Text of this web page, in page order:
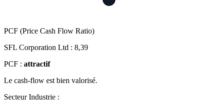
PCF (Price Cash Flow Ratio)
SFL Corporation Ltd : 8,39
PCF : attractif
Le cash-flow est bien valorisé.
Secteur Industrie :